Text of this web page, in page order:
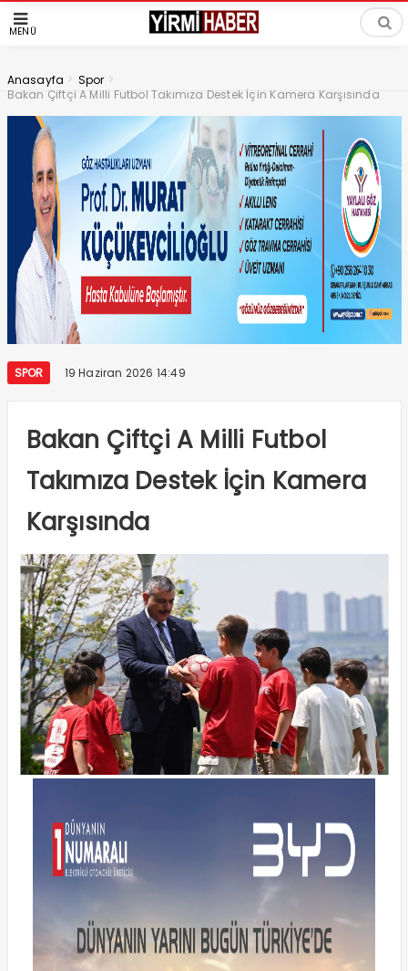
MENÜ
Anasayfa > Spor >
Bakan Çiftçi A Milli Futbol Takımıza Destek İçin Kamera Karşısında
SPOR 19 Haziran 2026 14:49
Bakan Çiftçi A Milli Futbol
Takımıza Destek İçin Kamera
Karşısında